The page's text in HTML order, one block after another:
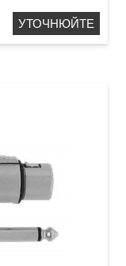
УТОЧНЮЙТЕ